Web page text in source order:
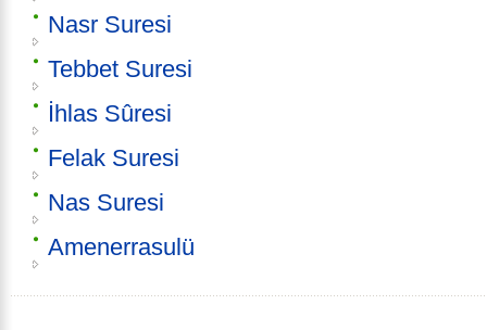
Nasr Suresi
Tebbet Suresi
İhlas Sûresi
Felak Suresi
Nas Suresi
Amenerrasulü